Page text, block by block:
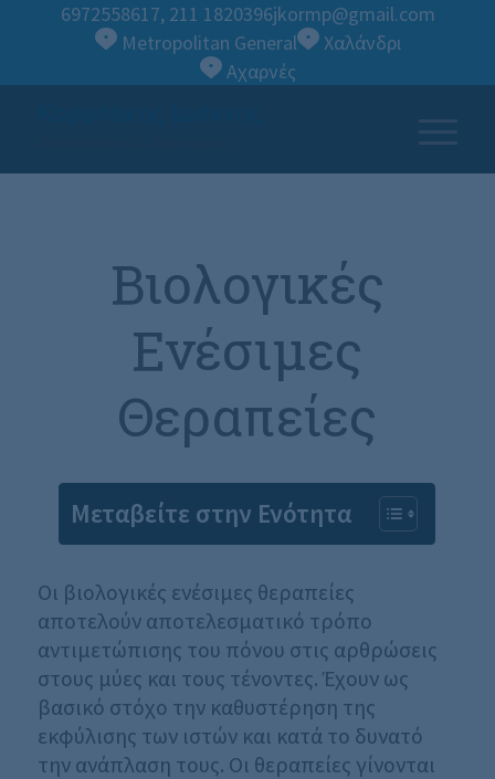
6972558617, 211 1820396jkormp@gmail.com
Metropolitan General
Χαλάνδρι
Αχαρνές
Βιολογικές
Ενέσιμες
Θεραπείες
Μεταβείτε στην Ενότητα
Οι βιολογικές ενέσιμες θεραπείες
αποτελούν αποτελεσματικό τρόπο
αντιμετώπισης του πόνου στις αρθρώσεις
στους μύες και τους τένοντες. Έχουν ως
βασικό στόχο την καθυστέρηση της
εκφύλισης των ιστών και κατά το δυνατό
την ανάπλαση τους. Οι θεραπείες γίνονται